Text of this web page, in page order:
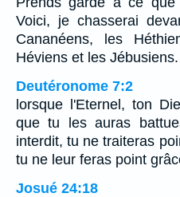
Voici, je chasserai
Cananéens, les
Héviens et les Jébusiens.
Deutéronome 7:2
lorsque l'Eternel, ton
que tu les auras
interdit, tu ne traiteras
tu ne leur feras point
Josué 24:18